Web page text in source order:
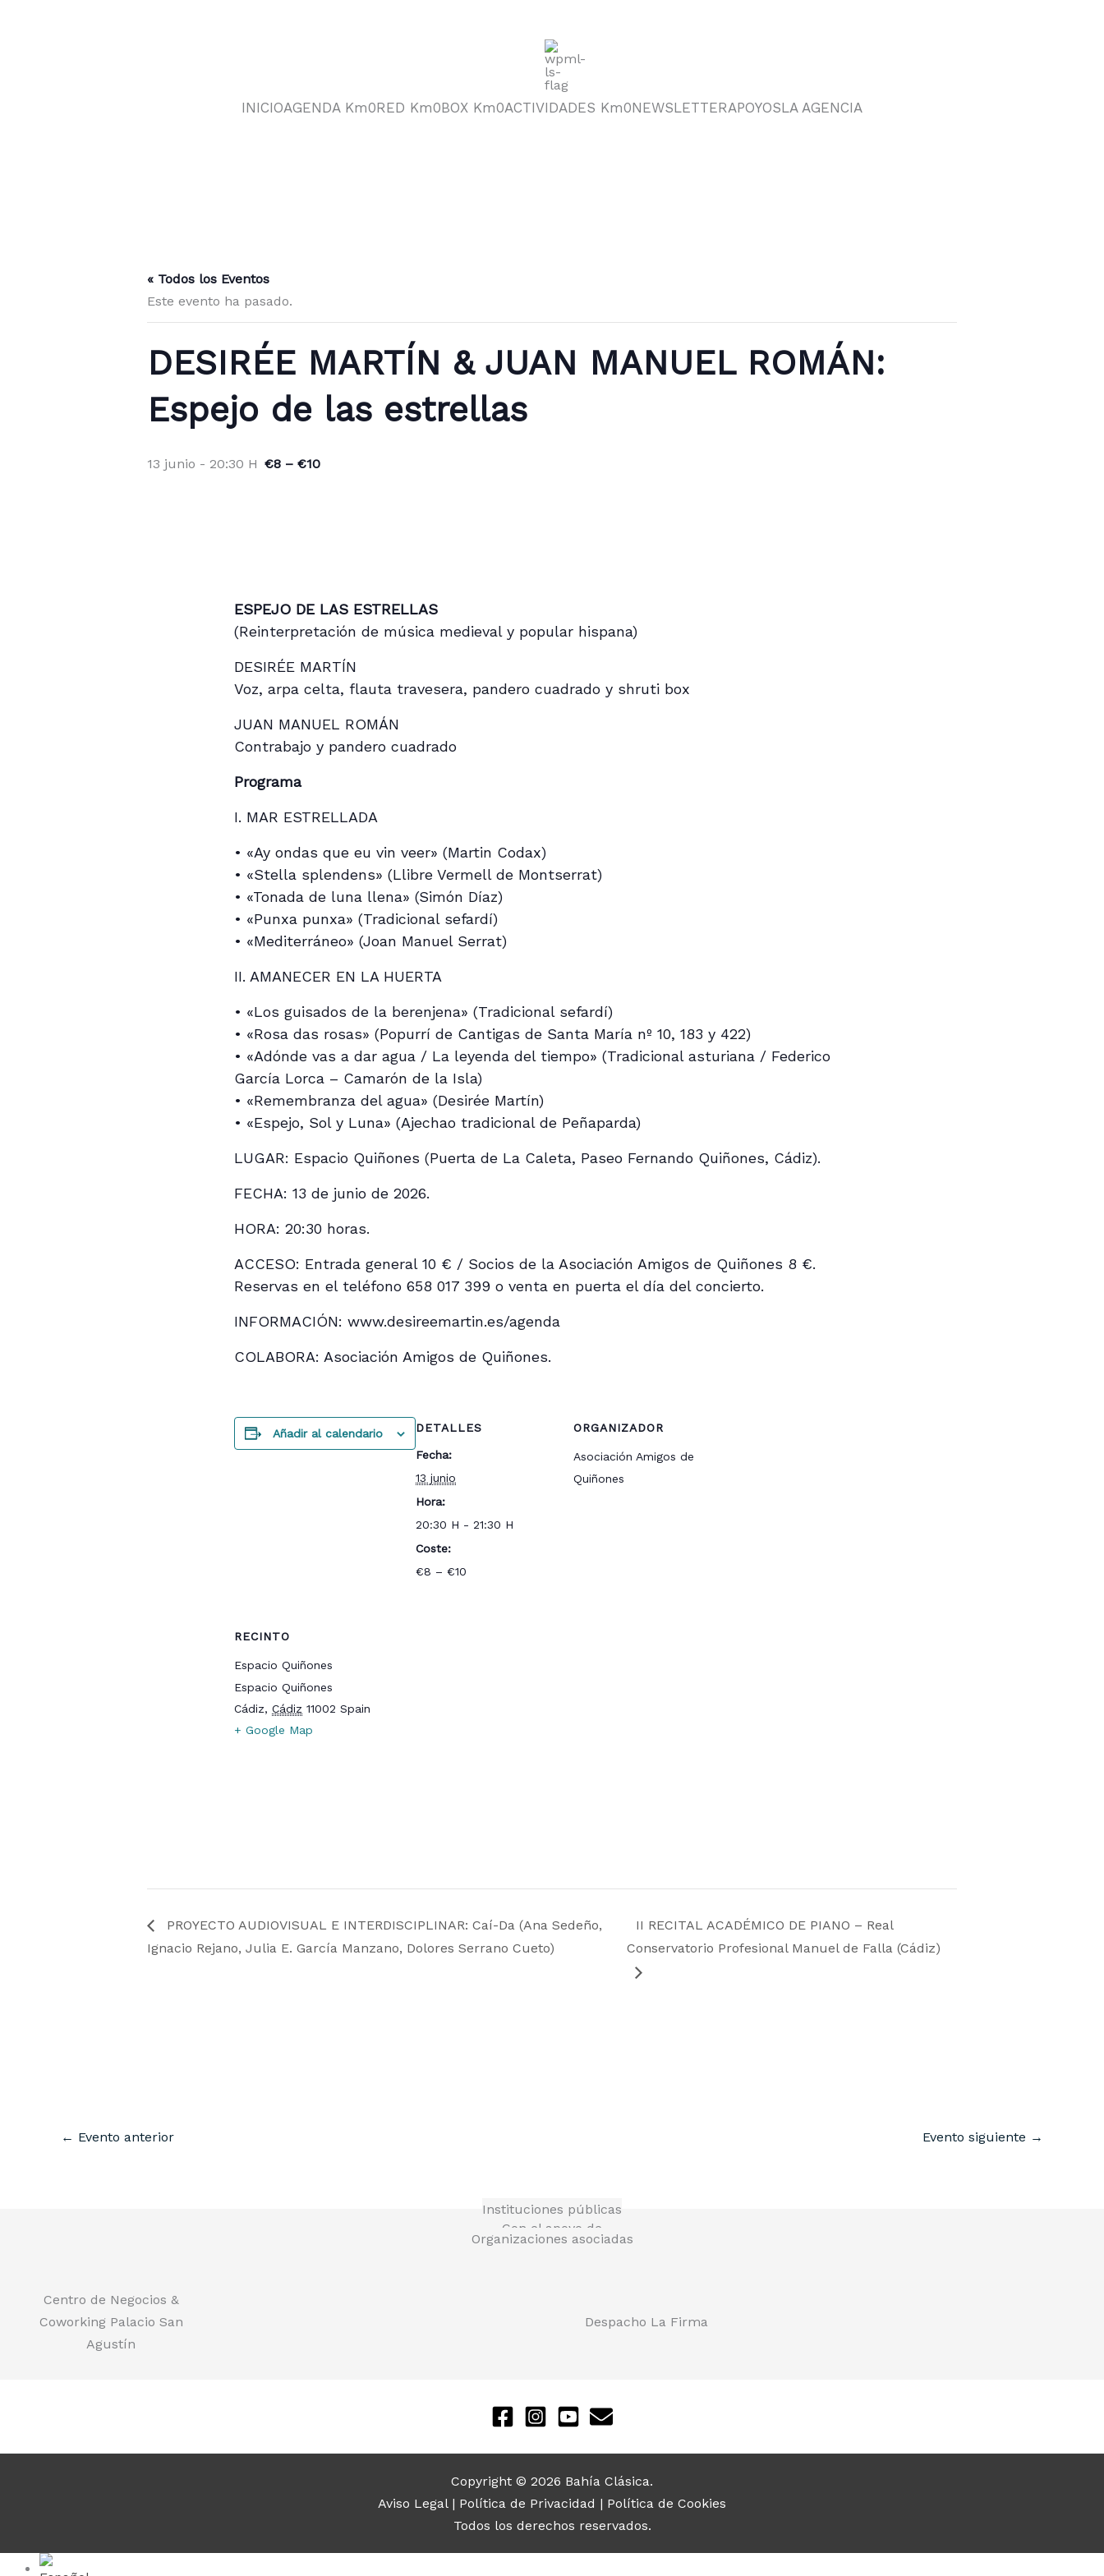
INICIOAGENDA Km0RED Km0BOX Km0ACTIVIDADES Km0NEWSLETTERAPOYOSLA AGENCIA
« Todos los Eventos
Este evento ha pasado.
DESIRÉE MARTÍN & JUAN MANUEL ROMÁN:
Espejo de las estrellas
13 junio - 20:30 H €8 – €10
ESPEJO DE LAS ESTRELLAS
(Reinterpretación de música medieval y popular hispana)
DESIRÉE MARTÍN
Voz, arpa celta, flauta travesera, pandero cuadrado y shruti box
JUAN MANUEL ROMÁN
Contrabajo y pandero cuadrado
Programa
I. MAR ESTRELLADA
• «Ay ondas que eu vin veer» (Martin Codax)
• «Stella splendens» (Llibre Vermell de Montserrat)
• «Tonada de luna llena» (Simón Díaz)
• «Punxa punxa» (Tradicional sefardí)
• «Mediterráneo» (Joan Manuel Serrat)
II. AMANECER EN LA HUERTA
• «Los guisados de la berenjena» (Tradicional sefardí)
• «Rosa das rosas» (Popurrí de Cantigas de Santa María nº 10, 183 y 422)
• «Adónde vas a dar agua / La leyenda del tiempo» (Tradicional asturiana / Federico
García Lorca – Camarón de la Isla)
• «Remembranza del agua» (Desirée Martín)
• «Espejo, Sol y Luna» (Ajechao tradicional de Peñaparda)
LUGAR: Espacio Quiñones (Puerta de La Caleta, Paseo Fernando Quiñones, Cádiz).
FECHA: 13 de junio de 2026.
HORA: 20:30 horas.
ACCESO: Entrada general 10 € / Socios de la Asociación Amigos de Quiñones 8 €.
Reservas en el teléfono 658 017 399 o venta en puerta el día del concierto.
INFORMACIÓN: www.desireemartin.es/agenda
COLABORA: Asociación Amigos de Quiñones.
Añadir al calendario DETALLES
Fecha:
13 junio
Hora:
20:30 H - 21:30 H
Coste:
€8 – €10
ORGANIZADOR
Asociación Amigos de
Quiñones
RECINTO
Espacio Quiñones
Espacio Quiñones
Cádiz, Cádiz 11002 Spain
+ Google Map
PROYECTO AUDIOVISUAL E INTERDISCIPLINAR: Caí-Da (Ana Sedeño,
Ignacio Rejano, Julia E. García Manzano, Dolores Serrano Cueto)
II RECITAL ACADÉMICO DE PIANO – Real
Conservatorio Profesional Manuel de Falla (Cádiz)
← Evento anterior Evento siguiente →
Con el apoyo de
Instituciones públicas
Organizaciones asociadas
Centro de Negocios &
Coworking Palacio San
Agustín
Despacho La Firma
Copyright © 2026 Bahía Clásica.
Aviso Legal| Política de Privacidad | Política de Cookies
Todos los derechos reservados.